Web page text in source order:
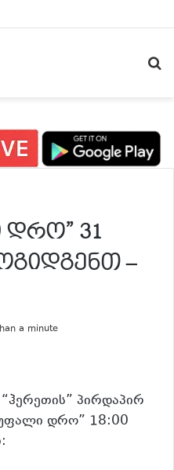
31
–
a minute
პირდაპირ
დრო” 18:00